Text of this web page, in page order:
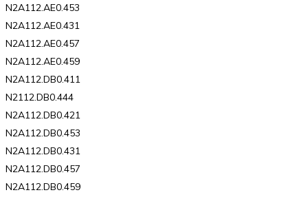
N2A112.AE0.453
N2A112.AE0.431
N2A112.AE0.457
N2A112.AE0.459
N2A112.DB0.411
N2112.DB0.444
N2A112.DB0.421
N2A112.DB0.453
N2A112.DB0.431
N2A112.DB0.457
N2A112.DB0.459